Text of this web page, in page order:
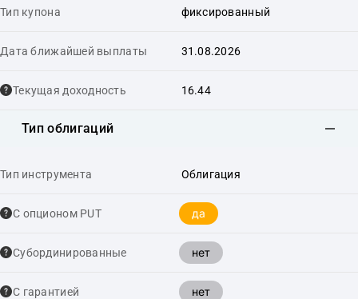
Тип купона фиксированный
Дата ближайшей выплаты 31.08.2026
Текущая доходность 16.44
Тип облигаций
Тип инструмента Облигация
С опционом PUT да
Cубординированные нет
С гарантией нет